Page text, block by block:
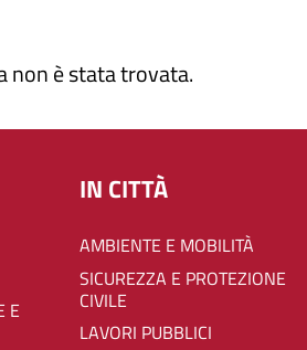
non è stata trovata.
IN CITTÀ
AMBIENTE E MOBILITÀ
SICUREZZA E PROTEZIONE
CIVILE
LAVORI PUBBLICI